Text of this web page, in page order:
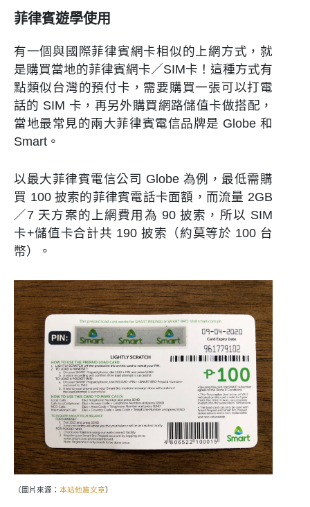
菲律賓遊學使用
有一個與國際菲律賓網卡相似的上網方式，就
是購買當地的菲律賓網卡／SIM卡！這種方式有
點類似台灣的預付卡，需要購買一張可以打電
話的 SIM 卡，再另外購買網路儲值卡做搭配，
當地最常見的兩大菲律賓電信品牌是 Globe 和
Smart。
以最大菲律賓電信公司 Globe 為例，最低需購
買 100 披索的菲律賓電話卡面額，而流量 2GB
／7 天方案的上網費用為 90 披索，所以 SIM
卡+儲值卡合計共 190 披索（約莫等於 100 台
幣）。
（圖片來源： 本站他篇文章）